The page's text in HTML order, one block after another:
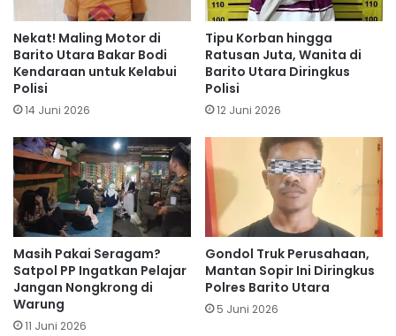
Nekat! Maling Motor di
Barito Utara Bakar Bodi
Kendaraan untuk Kelabui
Polisi
14 Juni 2026
Tipu Korban hingga
Ratusan Juta, Wanita di
Barito Utara Diringkus
Polisi
12 Juni 2026
Masih Pakai Seragam?
Satpol PP Ingatkan Pelajar
Jangan Nongkrong di
Warung
11 Juni 2026
Gondol Truk Perusahaan,
Mantan Sopir Ini Diringkus
Polres Barito Utara
5 Juni 2026